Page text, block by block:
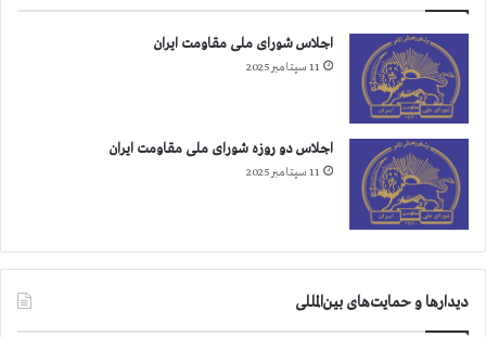
اجلاس شورای ملی مقاومت ایران
11 سپتامبر 2025
اجلاس دو روزه شورای ملی مقاومت ایران
11 سپتامبر 2025
دیدارها و حمایت‌های بین‌المللی